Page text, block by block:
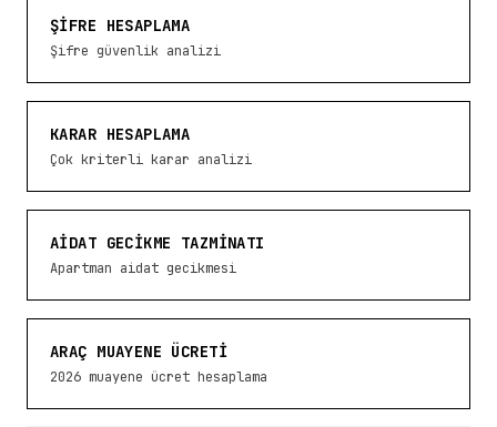
ŞIFRE HESAPLAMA
Şifre güvenlik analizi
KARAR HESAPLAMA
Çok kriterli karar analizi
AIDAT GECIKME TAZMINATI
Apartman aidat gecikmesi
ARAÇ MUAYENE ÜCRETI
2026 muayene ücret hesaplama